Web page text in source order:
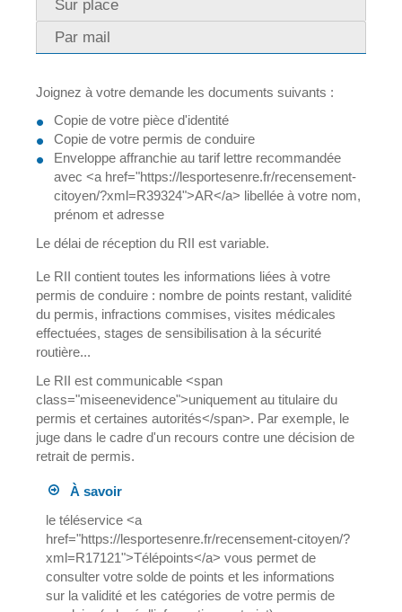
Sur place
Par mail
Joignez à votre demande les documents suivants :
Copie de votre pièce d'identité
Copie de votre permis de conduire
Enveloppe affranchie au tarif lettre recommandée
avec <a href="https://lesportesenre.fr/recensement-
citoyen/?xml=R39324">AR</a> libellée à votre nom,
prénom et adresse
Le délai de réception du RII est variable.
Le RII contient toutes les informations liées à votre
permis de conduire : nombre de points restant, validité
du permis, infractions commises, visites médicales
effectuées, stages de sensibilisation à la sécurité
routière...
Le RII est communicable <span
class="miseenevidence">uniquement au titulaire du
permis et certaines autorités</span>. Par exemple, le
juge dans le cadre d'un recours contre une décision de
retrait de permis.
À savoir
le téléservice <a
href="https://lesportesenre.fr/recensement-citoyen/?
xml=R17121">Télépoints</a> vous permet de
consulter votre solde de points et les informations
sur la validité et les catégories de votre permis de